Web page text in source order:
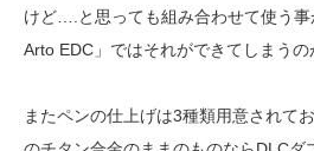
けど….と思っても組み合わせて使う
Arto EDC」ではそれができてしまうの
またペンの仕上げは3種類用意されて